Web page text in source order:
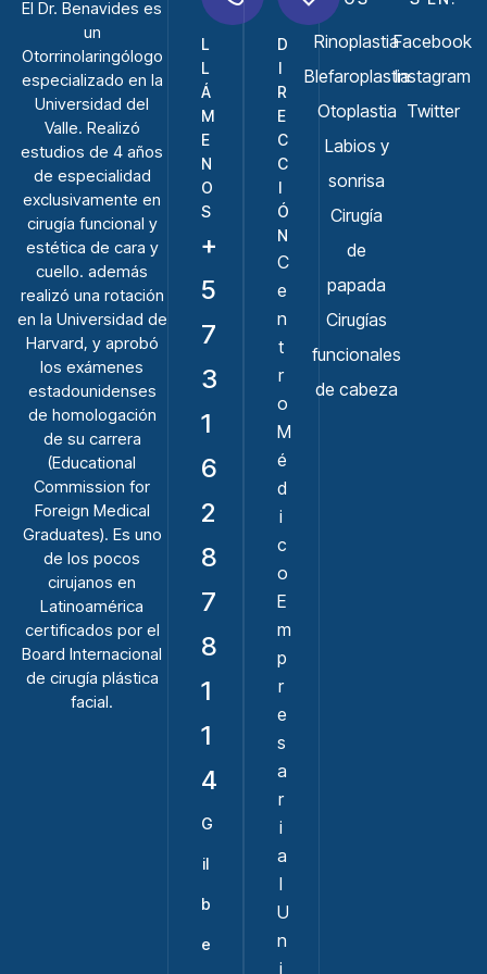
ElDr. Benavides es
un
Otorrinolaringólogo
especializado en la
Universidad del
Valle. Realizó
estudios de 4 años
de especialidad
exclusivamente en
cirugía funcional y
estética de cara y
cuello. además
realizó una rotación
en la Universidad de
Harvard, y aprobó
los exámenes
estadounidenses
de homologación
de su carrera
(Educational
Commission for
Foreign Medical
Graduates). Es uno
de los pocos
cirujanos en
Latinoamérica
certificados por el
Board Internacional
de cirugía plástica
facial.
Rinoplastia
Blefaroplastia
Otoplastia
Labios y
sonrisa
Cirugí­a
de
papada
Cirugías
funcionales
de cabeza
Facebook
Instagram
Twitter
L
L
Á
M
E
N
O
S
+
5
7
3
1
6
2
8
7
8
1
1
4
G
il
b
e
D
I
R
E
C
C
I
Ó
N
C
e
n
t
r
o
M
é
d
i
c
o
E
m
p
r
e
s
a
r
i
a
l
U
n
i